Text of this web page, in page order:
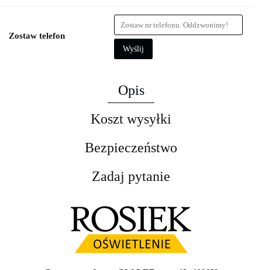
Zostaw telefon
Wyślij
Opis
Koszt wysyłki
Bezpieczeństwo
Zadaj pytanie